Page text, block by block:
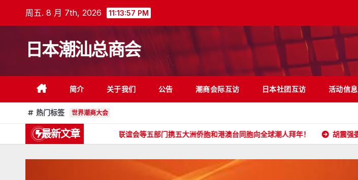
周五. 8 月 7th, 2026 11:13:59 PM
日本潮汕总商会
简介 关于我们 公告 潮商会际互访 日本社团互访 活动信息
热门标签 世界潮商大会
最新文章
汕头海外联谊会等五部门携五大洲侨胞和港澳台同胞向全球潮人拜年！ 胡震强委任状